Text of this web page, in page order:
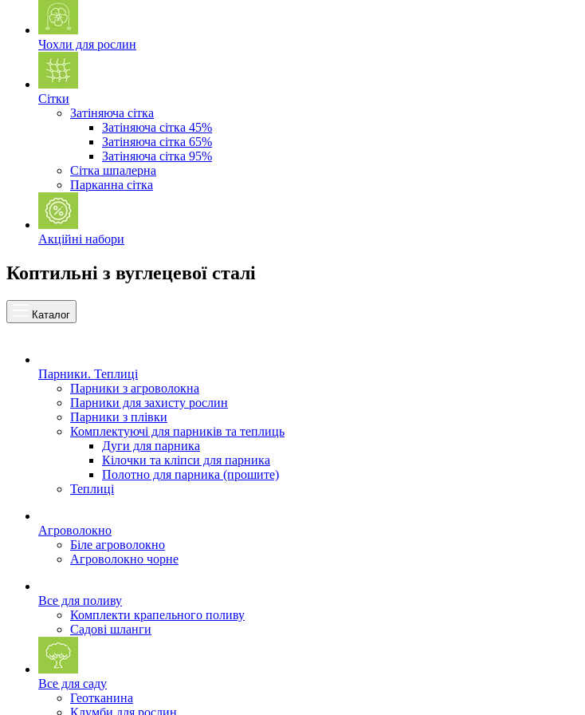
Чохли для рослин
Сітки
Затіняюча сітка
Затіняюча сітка 45%
Затіняюча сітка 65%
Затіняюча сітка 95%
Сітка шпалерна
Парканна сітка
Акційні набори
Коптильні з вуглецевої сталі
Каталог
Парники. Теплиці
Парники з агроволокна
Парники для захисту рослин
Парники з плівки
Комплектуючі для парників та теплиць
Дуги для парника
Кілочки та кліпси для парника
Полотно для парника (прошите)
Теплиці
Агроволокно
Біле агроволокно
Агроволокно чорне
Все для поливу
Комплекти крапельного поливу
Садові шланги
Все для саду
Геотканина
Клумби для рослин